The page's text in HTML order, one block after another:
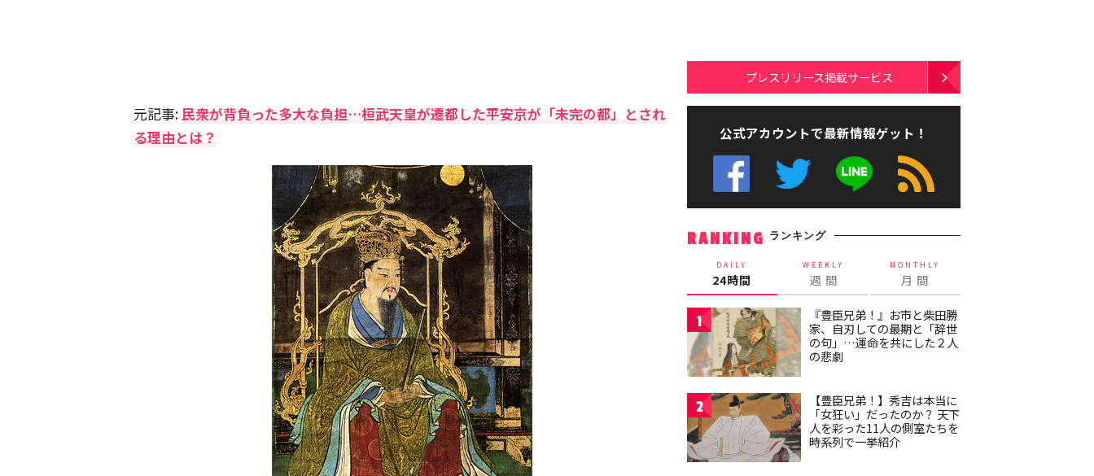
元記事:民衆が背負った多大な負担…桓武天皇が遷都した平安京が「未完の都」とされ
る理由とは？
プレスリリース掲載サービス
公式アカウントで最新情報ゲット！
RANKING ランキング
DAILY
24時間
WEEKLY
週 間
MONTHLY
月 間
1
『豊臣兄弟！』お市と柴田勝
家、自刃しての最期と「辞世
の句」…運命を共にした２人
の悲劇
2
【豊臣兄弟！】秀吉は本当に
「女狂い」だったのか？ 天下
人を彩った11人の側室たちを
時系列で一挙紹介